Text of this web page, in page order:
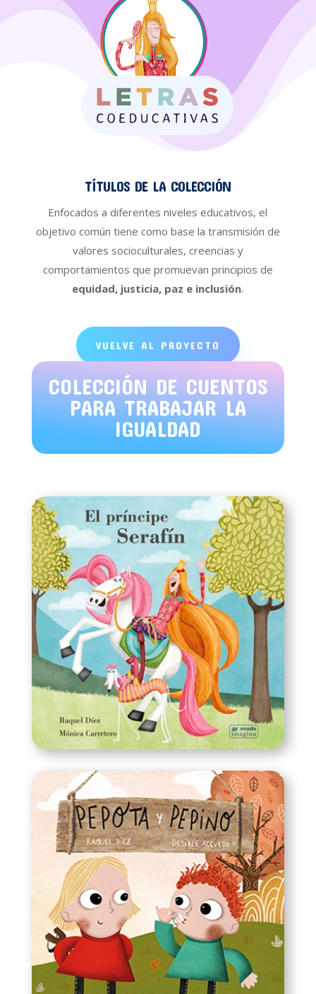
TÍTULOS DE LA COLECCIÓN
Enfocados a diferentes niveles educativos, el
objetivo común tiene como base la transmisión de
valores socioculturales, creencias y
comportamientos que promuevan principios de
equidad, justicia, paz e inclusión.
VUELVE AL PROYECTO
COLECCIÓN DE CUENTOS
PARA TRABAJAR LA
IGUALDAD